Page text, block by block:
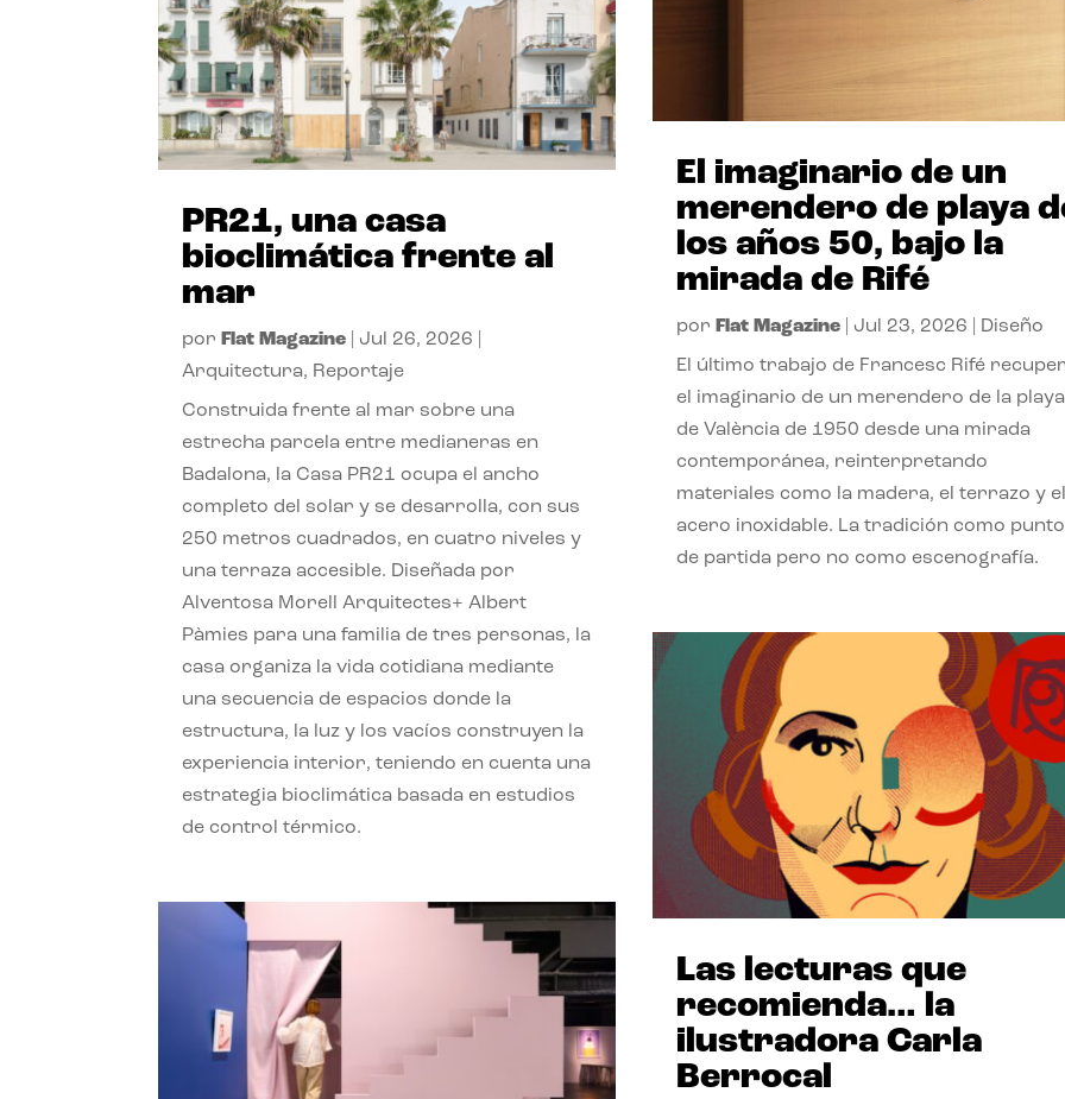
PR21, una casa
bioclimática frente al
mar
por Flat Magazine Jul 26, 2026
Arquitectura, Reportaje
Construida frente al mar sobre una
estrecha parcela entre medianeras en
Badalona, la Casa PR21 ocupa el ancho
completo del solar y se desarrolla, con sus
250 metros cuadrados, en cuatro niveles y
una terraza accesible. Diseñada por
Alventosa Morell Arquitectes+ Albert
Pàmies para una familia de tres personas, la
casa organiza la vida cotidiana mediante
una secuencia de espacios donde la
estructura, la luz y los vacíos construyen la
experiencia interior, teniendo en cuenta una
estrategia bioclimática basada en estudios
de control térmico.
El imaginario de un
merendero de playa
los años 50, bajo la
mirada de Rifé
por Flat Magazine| Jul 23, 2026 Diseño
El último trabajo de Francesc Rifé
el imaginario de un merendero de la playa
de València de 1950 desde una mirada
contemporánea, reinterpretando
materiales como la madera, el terrazo y el
acero inoxidable. La tradición como punto
de partida pero no como escenografía.
Las lecturas que
recomienda… la
ilustradora Carla
Berrocal